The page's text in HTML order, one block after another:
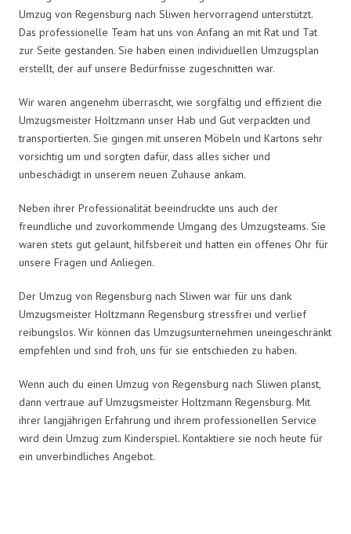
Umzug von Regensburg nach Sliwen hervorragend unterstützt.
Das professionelle Team hat uns von Anfang an mit Rat und Tat
zur Seite gestanden. Sie haben einen individuellen Umzugsplan
erstellt, der auf unsere Bedürfnisse zugeschnitten war.
Wir waren angenehm überrascht, wie sorgfältig und effizient die
Umzugsmeister Holtzmann unser Hab und Gut verpackten und
transportierten. Sie gingen mit unseren Möbeln und Kartons sehr
vorsichtig um und sorgten dafür, dass alles sicher und
unbeschädigt in unserem neuen Zuhause ankam.
Neben ihrer Professionalität beeindruckte uns auch der
freundliche und zuvorkommende Umgang des Umzugsteams. Sie
waren stets gut gelaunt, hilfsbereit und hatten ein offenes Ohr für
unsere Fragen und Anliegen.
Der Umzug von Regensburg nach Sliwen war für uns dank
Umzugsmeister Holtzmann Regensburg stressfrei und verlief
reibungslos. Wir können das Umzugsunternehmen uneingeschränkt
empfehlen und sind froh, uns für sie entschieden zu haben.
Wenn auch du einen Umzug von Regensburg nach Sliwen planst,
dann vertraue auf Umzugsmeister Holtzmann Regensburg. Mit
ihrer langjährigen Erfahrung und ihrem professionellen Service
wird dein Umzug zum Kinderspiel. Kontaktiere sie noch heute für
ein unverbindliches Angebot.